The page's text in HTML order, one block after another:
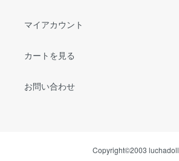
マイアカウント
カートを見る
お問い合わせ
Copyright©2003 luchadoll